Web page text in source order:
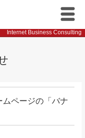
メニ
ュー
Internet Business Consulting
ページの「バナ